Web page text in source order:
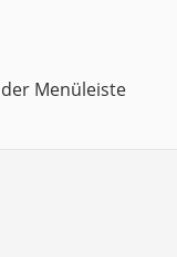
Menüleiste